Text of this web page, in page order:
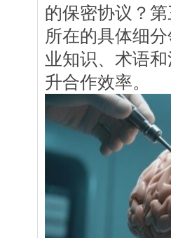
的保密协议？
所在的具体细
业知识、术语
升合作效率。